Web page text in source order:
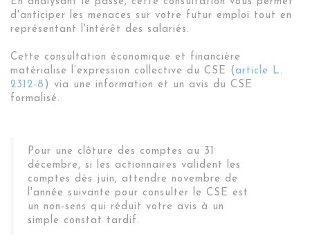
d'anticiper les menaces sur votre futur emploi tout en
représentant l'intérêt des salariés.
Cette consultation économique et financière
matérialise l’expression collective du CSE (article L.
2312-8 ) via une information et un avis du CSE
formalisé.
Pour une clôture des comptes au 31
décembre, si les actionnaires valident les
comptes dès juin, attendre novembre de
l'année suivante pour consulter le CSE est
un non-sens qui réduit votre avis à un
simple constat tardif.